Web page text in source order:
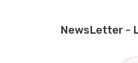
NewsLetter -